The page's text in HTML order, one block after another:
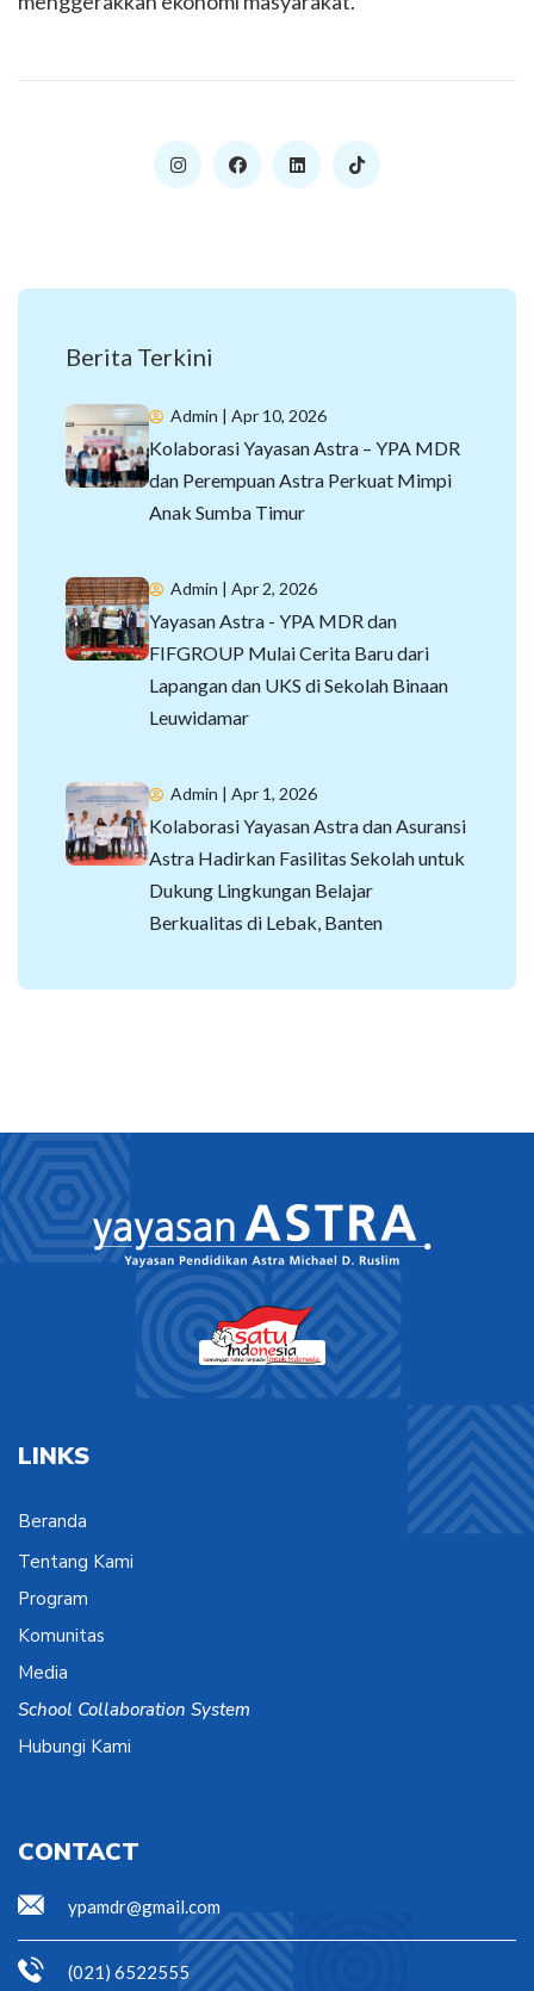
Berita Terkini
Admin | Apr 10, 2026
Kolaborasi Yayasan Astra – YPA MDR
dan Perempuan Astra Perkuat Mimpi
Anak Sumba Timur
Admin | Apr 2, 2026
Yayasan Astra - YPA MDR dan
FIFGROUP Mulai Cerita Baru dari
Lapangan dan UKS di Sekolah Binaan
Leuwidamar
Admin | Apr 1, 2026
Kolaborasi Yayasan Astra dan Asuransi
Astra Hadirkan Fasilitas Sekolah untuk
Dukung Lingkungan Belajar
Berkualitas di Lebak, Banten
LINKS
Beranda
Tentang Kami
Program
Komunitas
Media
School Collaboration System
Hubungi Kami
CONTACT
ypamdr@gmail.com
(021) 6522555